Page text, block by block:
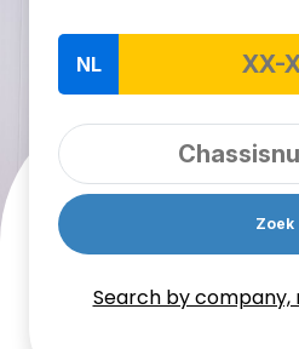
NL
Zoek
Search by company,